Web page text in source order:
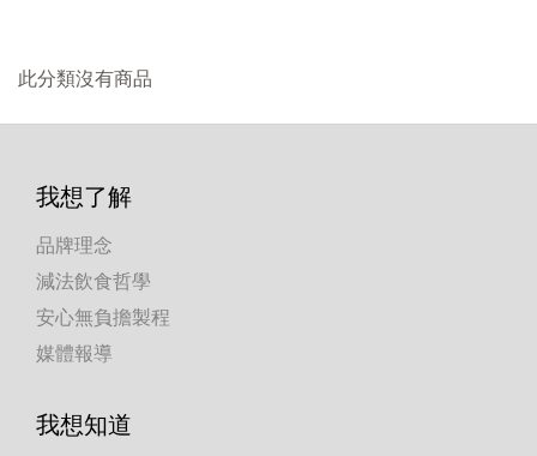
此分類沒有商品
我想了解
品牌理念
減法飲食哲學
安心無負擔製程
媒體報導
我想知道